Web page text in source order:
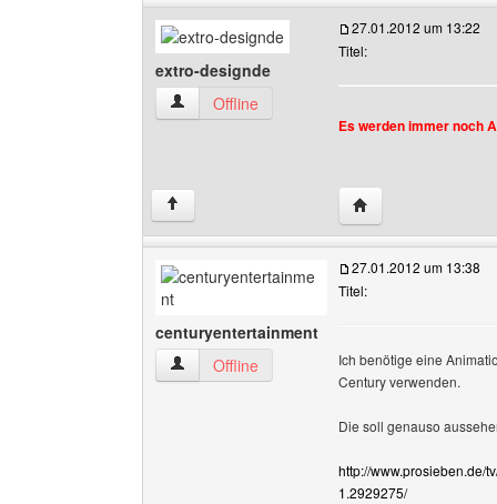
extro-designde
extro-designde Benutzer-Profile anzeigen
Offline
27.01.2012 um 13:22
Titel:
Es werden immer noch
↑ Website dieses
centuryentertainment
centuryentertainment Benutzer-Profile
Offline
27.01.2012 um 13:38
Titel:
Ich benötige eine
Century verwenden.
Die soll genauso
http://www.prosieben.de/
1.2929275/